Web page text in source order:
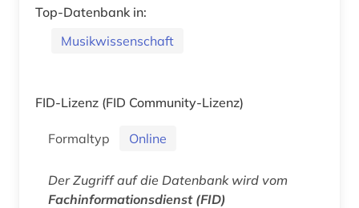
Top-Datenbank in:
Musikwissenschaft
FID-Lizenz (FID Community-Lizenz)
Formaltyp Online
Der Zugriff auf die Datenbank wird vom
Fachinformationsdienst (FID)